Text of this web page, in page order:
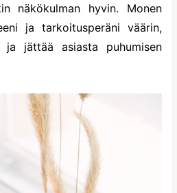
näkökulman hyvin. Monen
ja tarkoitusperäni väärin,
jättää asiasta puhumisen